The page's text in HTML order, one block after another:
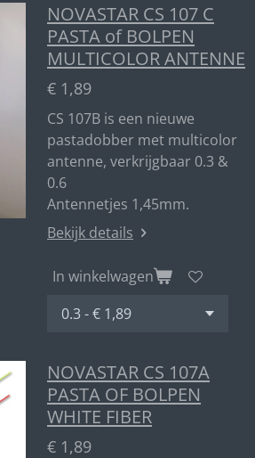
NOVASTAR CS 107 C
PASTA of BOLPEN
MULTICOLOR ANTENNE
€ 1,89
CS 107B is een nieuwe
pastadobber met multicolor
antenne, verkrijgbaar 0.3 &
0.6
Antennetjes 1,45mm.
Bekijk details
In winkelwagen
NOVASTAR CS 107A
PASTA OF BOLPEN
WHITE FIBER
€ 1,89